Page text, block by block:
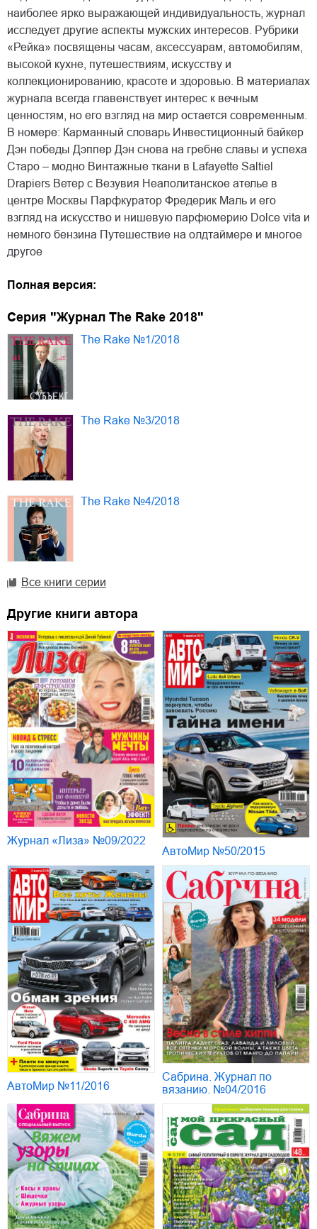
наиболее ярко выражающей индивидуальность, журнал
исследует другие аспекты мужских интересов. Рубрики
«Рейка» посвящены часам, аксессуарам, автомобилям,
высокой кухне, путешествиям, искусству и
коллекционированию, красоте и здоровью. В материалах
журнала всегда главенствует интерес к вечным
ценностям, но его взгляд на мир остается современным.
В номере: Карманный словарь Инвестиционный байкер
Дэн победы Дэппер Дэн снова на гребне славы и успеха
Старо – модно Винтажные ткани в Lafayette Saltiel
Drapiers Ветер с Везувия Неаполитанское ателье в
центре Москвы Парфкуратор Фредерик Маль и его
взгляд на искусство и нишевую парфюмерию Dolce vita и
немного бензина Путешествие на олдтаймере и многое
другое
Полная версия:
Серия "Журнал The Rake 2018"
The Rake №1/2018
The Rake №3/2018
The Rake №4/2018
Все книги серии
Другие книги автора
Журнал «Лиза» №09/2022
АвтоМир №50/2015
АвтоМир №11/2016
Сабрина. Журнал по
вязанию. №04/2016